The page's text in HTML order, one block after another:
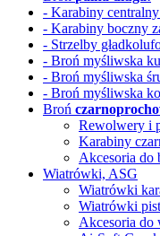
- Karabiny centralny
- Karabiny boczny
- Strzelby
- Broń myśliwska
- Broń myśliwska
- Broń myśliwska
Broń
Rewolwery i
Karabiny
Akcesoria do
Wiatrówki, ASG
Wiatrówki
Wiatrówki
Akcesoria do